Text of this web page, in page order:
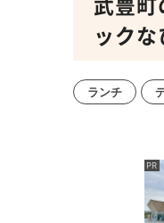
ック
ランチ